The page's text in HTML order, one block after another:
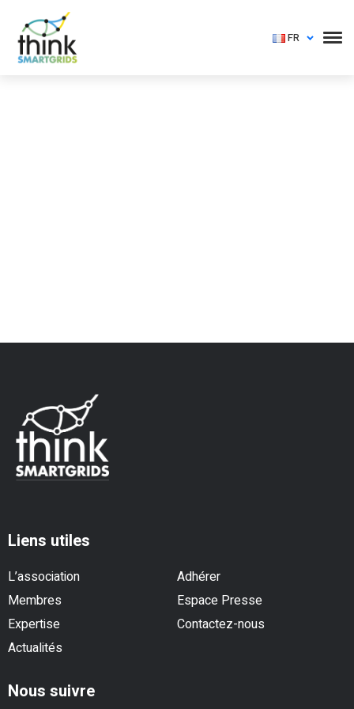
FR
Vous devez vous identifier pour voir cet événement
Liens utiles
L’association
Adhérer
Membres
Espace Presse
Expertise
Contactez-nous
Actualités
Nous suivre